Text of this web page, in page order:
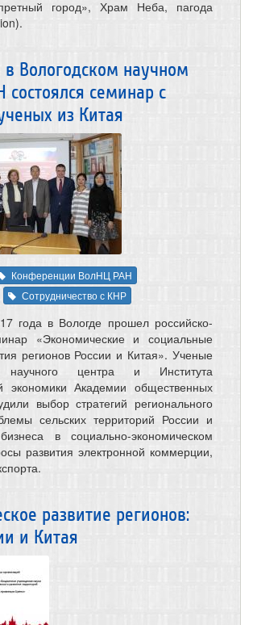
город», Храм Неба, пагода
в Вологодском научном
состоялся семинар с
из Китая
Конференции ВолНЦ РАН
Сотрудничество с КНР
года в Вологде прошел российско-
«Экономические и социальные
регионов России и Китая». Ученые
научного центра и Института
экономики Академии общественных
выбор стратегий регионального
сельских территорий России и
в социально-экономическом
развития электронной коммерции,
развитие регионов:
и Китая